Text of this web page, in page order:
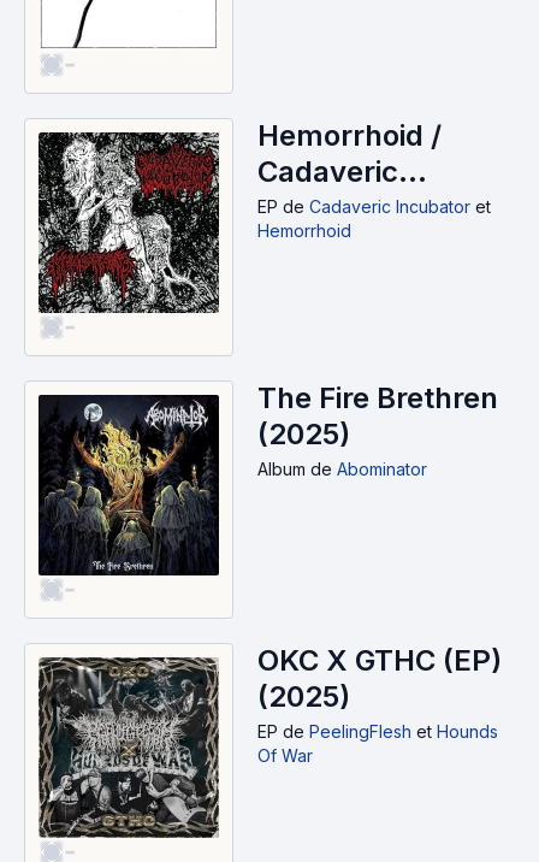
-
-
Hemorrhoid /
Cadaveric
Incubator (EP)
(2025)
EP de Cadaveric Incubator et
Hemorrhoid
-
The Fire Brethren
(2025)
Album de Abominator
-
OKC X GTHC (EP)
(2025)
EP de PeelingFlesh et Hounds
Of War